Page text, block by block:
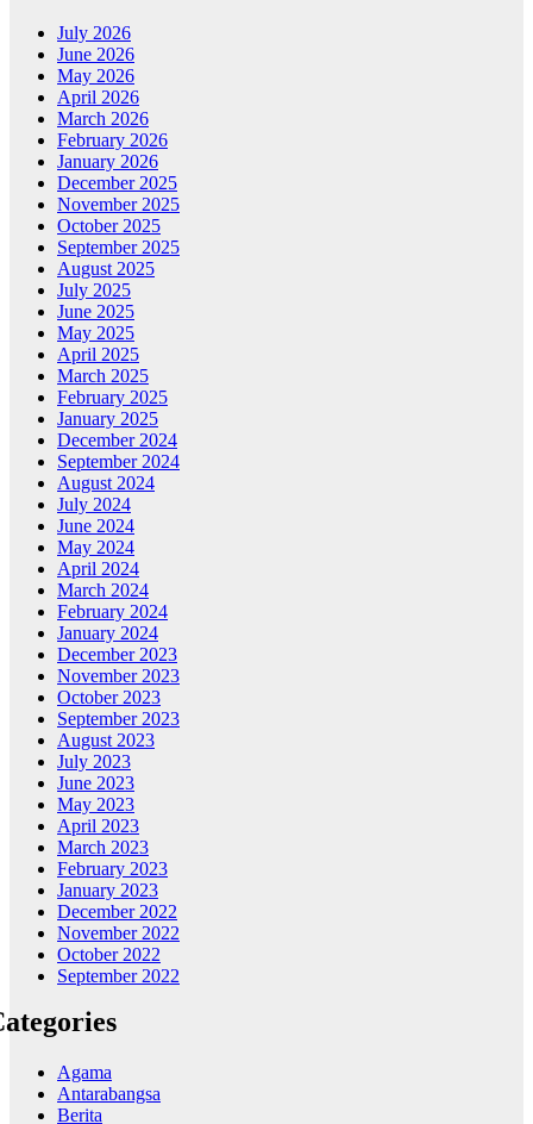
July 2026
June 2026
May 2026
April 2026
March 2026
February 2026
January 2026
December 2025
November 2025
October 2025
September 2025
August 2025
July 2025
June 2025
May 2025
April 2025
March 2025
February 2025
January 2025
December 2024
September 2024
August 2024
July 2024
June 2024
May 2024
April 2024
March 2024
February 2024
January 2024
December 2023
November 2023
October 2023
September 2023
August 2023
July 2023
June 2023
May 2023
April 2023
March 2023
February 2023
January 2023
December 2022
November 2022
October 2022
September 2022
Agama
Antarabangsa
Berita